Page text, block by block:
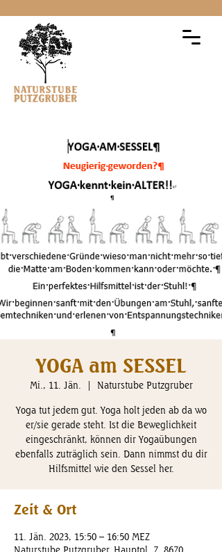
YOGA am SESSEL
Mi., 11. Jän.
  |
Naturstube Putzgruber
Yoga tut jedem gut. Yoga holt jeden ab da wo
er/sie gerade steht. Ist die Beweglichkeit
eingeschränkt, können dir Yogaübungen
ebenfalls zuträglich sein. Dann nimmst du dir
Hilfsmittel wie den Sessel her.
Zeit & Ort
11. Jän. 2023, 15:50 – 16:50 MEZ
Naturstube Putzgruber, Hauptpl. 7, 8670